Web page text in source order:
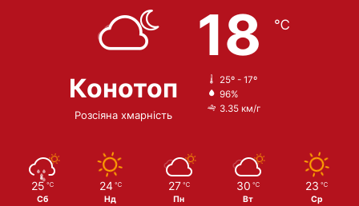
Конотоп
Розсіяна хмарність
18 ℃
25º - 17º
96%
3.35 км/г
25 ℃
Сб
24 ℃
Нд
27 ℃
Пн
30 ℃
Вт
23 ℃
Ср